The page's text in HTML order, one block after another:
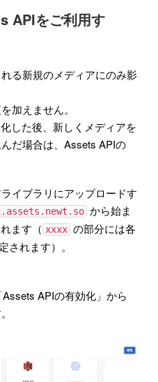
APIをご利用す
る新規のメディアにのみ影
加えません。
した後、新しくメディアを
だ場合は、Assets APIの
イブラリにアップロードす
から始ま
ます（ xxxx の部分には各
されます）。
Assets APIの有効化」から